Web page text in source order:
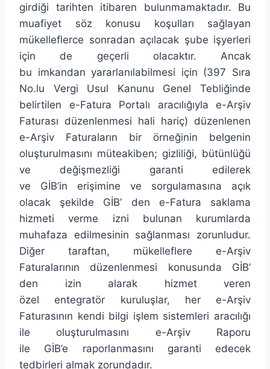
girdiği tarihten itibaren bulunmamaktadır. Bu
muafiyet söz konusu koşulları sağlayan
mükelleflerce sonradan açılacak şube işyerleri
için de geçerli olacaktır. Ancak
bu imkandan yararlanılabilmesi için (397 Sıra
No.lu Vergi Usul Kanunu Genel Tebliğinde
belirtilen e-Fatura Portalı aracılığıyla e-Arşiv
Faturası düzenlenmesi hali hariç) düzenlenen
e-Arşiv Faturaların bir örneğinin belgenin
oluşturulmasını müteakiben; gizliliği, bütünlüğü
ve değişmezliği garanti edilerek
ve GİB’in erişimine ve sorgulamasına açık
olacak şekilde GİB’ den e-Fatura saklama
hizmeti verme izni bulunan kurumlarda
muhafaza edilmesinin sağlanması zorunludur.
Diğer taraftan, mükelleflere e-Arşiv
Faturalarının düzenlenmesi konusunda GİB’
den izin alarak hizmet veren
özel entegratör kuruluşlar, her e-Arşiv
Faturasının kendi bilgi işlem sistemleri aracılığı
ile oluşturulmasını e-Arşiv Raporu
ile GİB’e raporlanmasını garanti edecek
tedbirleri almak zorundadır.